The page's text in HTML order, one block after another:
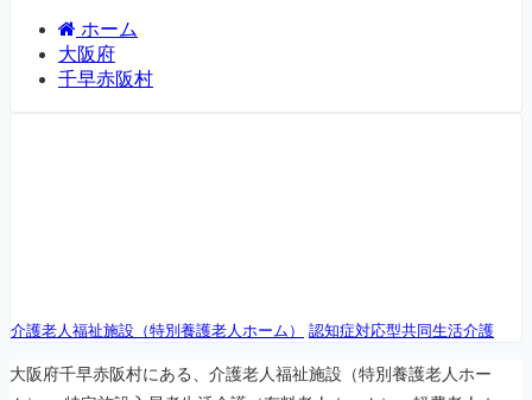
ホーム
大阪府
千早赤阪村
介護老人福祉施設（特別養護老人ホーム） 認知症対応型共同生活介護
大阪府千早赤阪村にある、介護老人福祉施設（特別養護老人ホー